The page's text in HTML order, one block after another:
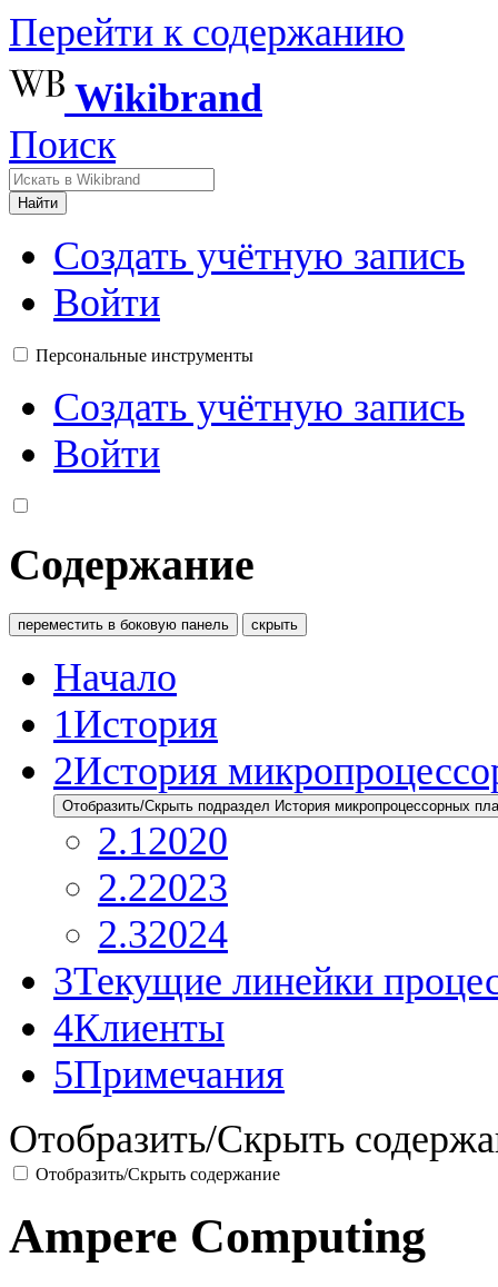
Перейти к содержанию
Wikibrand
Поиск
Найти
Создать учётную запись
Войти
Персональные инструменты
Создать учётную запись
Войти
Содержание
переместить в боковую панель скрыть
Начало
1История
2История
Отобразить/Скрыть подраздел История микропроцессорных
2.12020
2.22023
2.32024
3Текущие линейки
4Клиенты
5Примечания
Отобразить/Скрыть
Отобразить/Скрыть содержание
Ampere Computing